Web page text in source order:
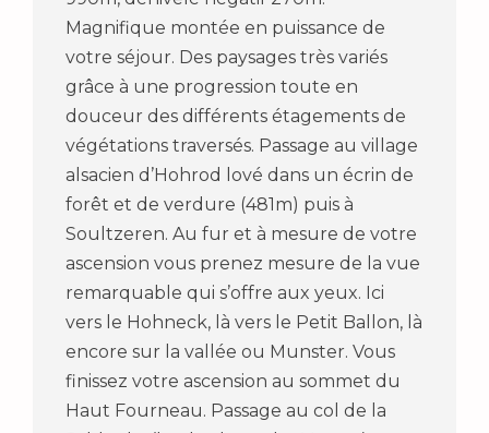
Magnifique montée en puissance de
votre séjour. Des paysages très variés
grâce à une progression toute en
douceur des différents étagements de
végétations traversés. Passage au village
alsacien d’Hohrod lové dans un écrin de
forêt et de verdure (481m) puis à
Soultzeren. Au fur et à mesure de votre
ascension vous prenez mesure de la vue
remarquable qui s’offre aux yeux. Ici
vers le Hohneck, là vers le Petit Ballon, là
encore sur la vallée ou Munster. Vous
finissez votre ascension au sommet du
Haut Fourneau. Passage au col de la